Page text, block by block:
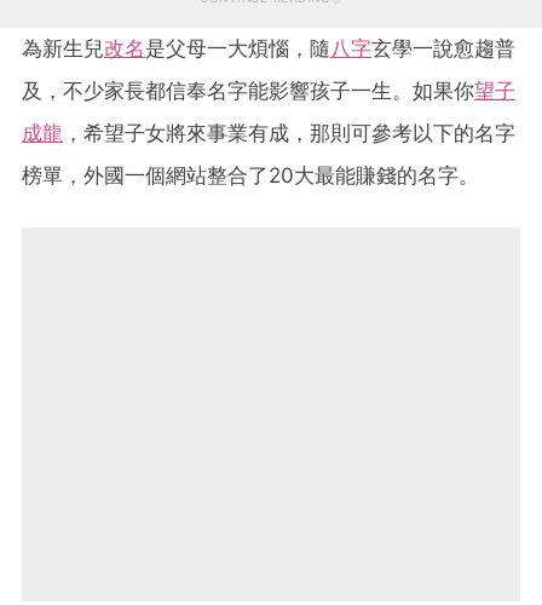
為新生兒改名是父母一大煩惱，隨 八字玄學一說愈趨普
及，不少家長都信奉名字能影響孩子一生。如果你望子
成龍 ，希望子女將來事業有成，那則可參考以下的名字
榜單，外國一個網站整合了20大最能賺錢的名字。